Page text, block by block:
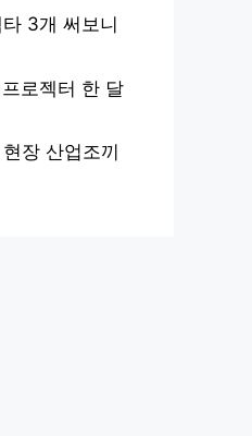
3개 써보니
로젝터 한 달
장 산업조끼